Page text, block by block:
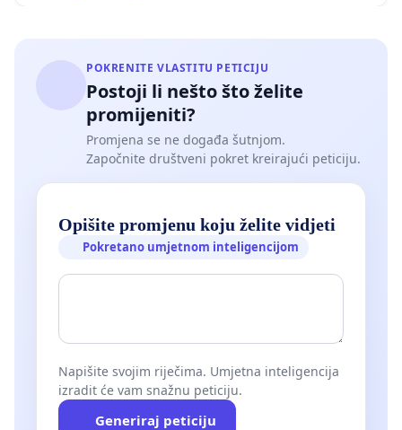
POKRENITE VLASTITU PETICIJU
Postoji li nešto što želite
promijeniti?
Promjena se ne događa šutnjom.
Započnite društveni pokret kreirajući peticiju.
Opišite promjenu koju želite vidjeti
Pokretano umjetnom inteligencijom
Napišite svojim riječima. Umjetna inteligencija
izradit će vam snažnu peticiju.
Generiraj peticiju